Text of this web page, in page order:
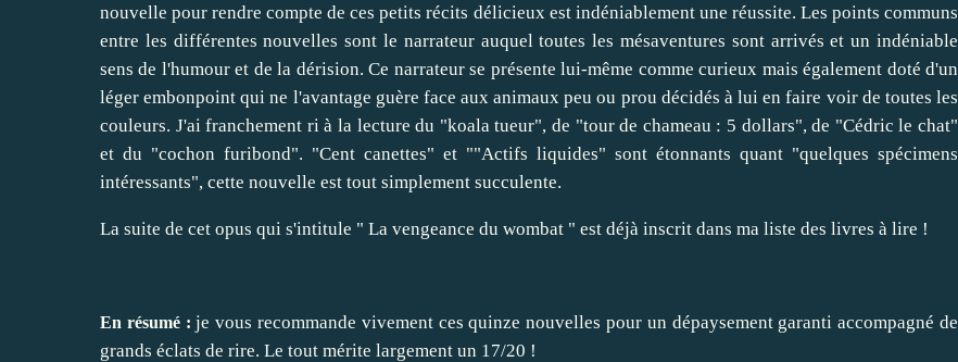
nouvelle pour rendre compte de ces petits récits délicieux est indéniablement une réussite. Les points communs
entre les différentes nouvelles sont le narrateur auquel toutes les mésaventures sont arrivés et un indéniable
sens de l'humour et de la dérision. Ce narrateur se présente lui-même comme curieux mais également doté d'un
léger embonpoint qui ne l'avantage guère face aux animaux peu ou prou décidés à lui en faire voir de toutes les
couleurs. J'ai franchement ri à la lecture du "koala tueur", de "tour de chameau : 5 dollars", de "Cédric le chat"
et du "cochon furibond". "Cent canettes" et ""Actifs liquides" sont étonnants quant "quelques spécimens
intéressants", cette nouvelle est tout simplement succulente.
La suite de cet opus qui s'intitule " La vengeance du wombat " est déjà inscrit dans ma liste des livres à lire !
En résumé : je vous recommande vivement ces quinze nouvelles pour un dépaysement garanti accompagné de
grands éclats de rire. Le tout mérite largement un 17/20 !